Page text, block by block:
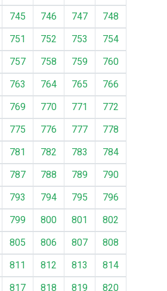
745 746 747
748
751 752 753
754
757 758 759
760
763 764 765
766
769 770 771
772
775 776 777
778
781 782 783
784
787 788 789
790
793 794 795
796
799 800 801
802
805 806 807
808
811 812 813
814
817 818 819 820